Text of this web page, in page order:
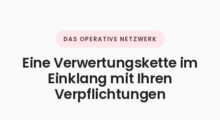
DAS OPERATIVE NETZWERK
Eine Verwertungskette im
Einklang mit Ihren
Verpflichtungen